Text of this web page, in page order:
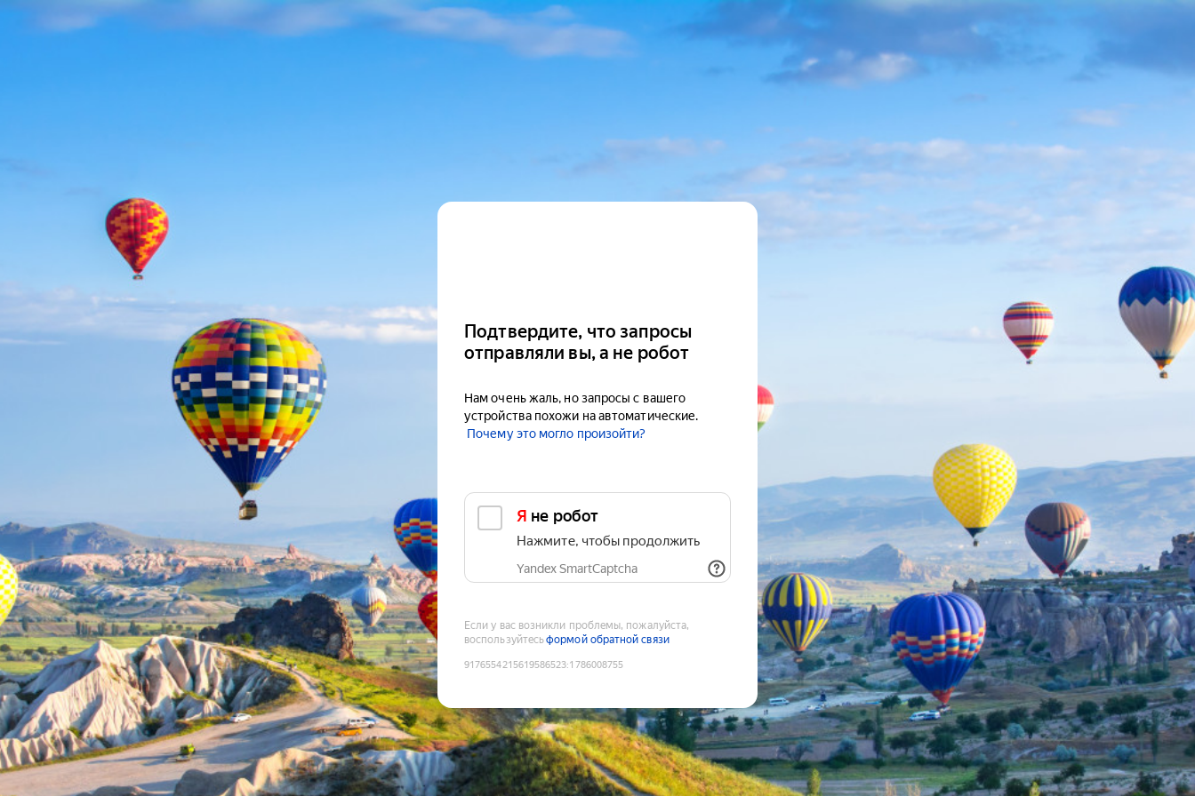
Подтвердите, что запросы
отправляли вы, а не робот
Нам очень жаль, но запросы с вашего
устройства похожи на автоматические.
Почему это могло произойти?
Я не робот
Нажмите, чтобы продолжить
Yandex SmartCaptcha
Если у вас возникли проблемы, пожалуйста,
воспользуйтесьформой обратной связи
9176554215619586523:1786008755